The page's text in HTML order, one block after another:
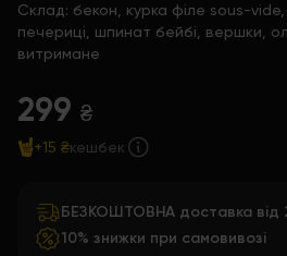
Склад: бекон, курка філе sous-
печериці, шпинат бейбі, вершки,
витримане
299 ₴
+15 ₴кешбек
БЕЗКОШТОВНА доставка від
10% знижки при самовивозі